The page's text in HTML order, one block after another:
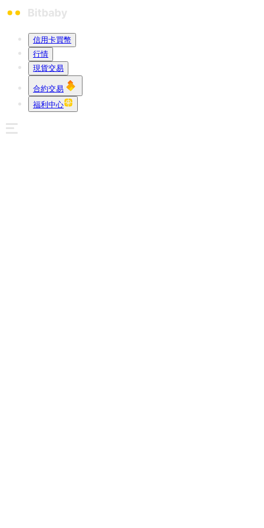
信用卡買幣
行情
現貨交易
合約交易
福利中心